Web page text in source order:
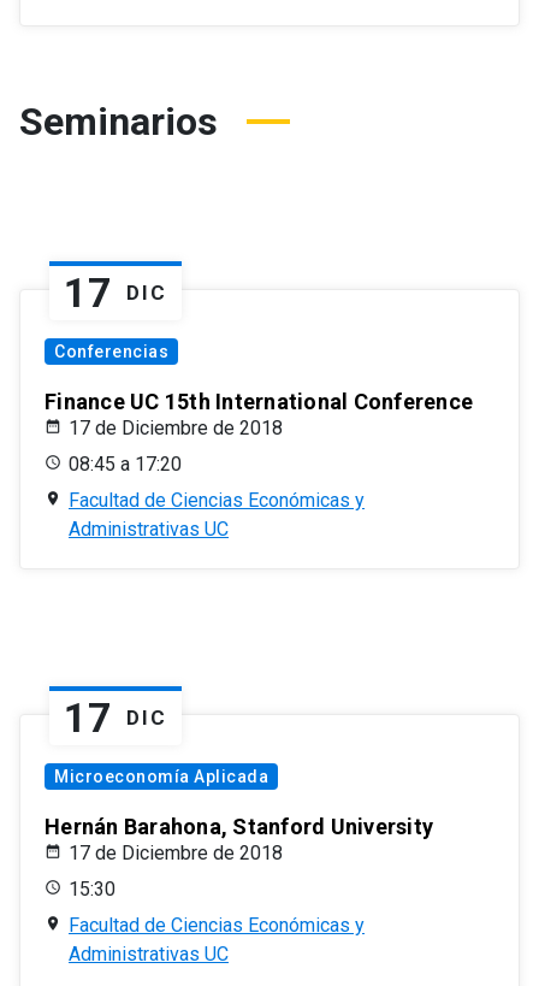
Seminarios
17 DIC
Conferencias
Finance UC 15th International Conference
17 de Diciembre de 2018
08:45 a 17:20
Facultad de Ciencias Económicas y
Administrativas UC
17 DIC
Microeconomía Aplicada
Hernán Barahona, Stanford University
17 de Diciembre de 2018
15:30
Facultad de Ciencias Económicas y
Administrativas UC